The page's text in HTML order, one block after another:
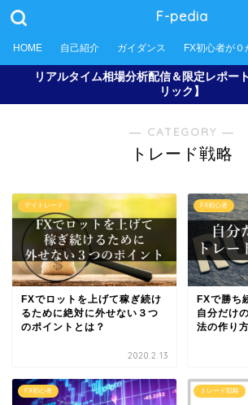
F-pedia
HOME 自己紹介 ガイダンス FX初心者が０
リアルタイム相場分析配信＆限定レポー
リック】
― CATEGORY ―
トレード戦略
デイトレード
FXでロットを上げて稼ぎ続け
るために絶対に外せない３つ
のポイントとは？
2020.2.13
FX初心者
FXで勝ち
自分だけ
法の作り方
FX初心者 トレード戦略